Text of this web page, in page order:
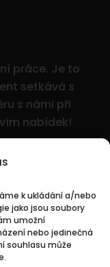
k ukládání a/nebo
jako jsou soubory
umožní
nebo jedinečná
souhlasu může
práce. Je to
setkává s
s námi při
nabídek!
ochranná